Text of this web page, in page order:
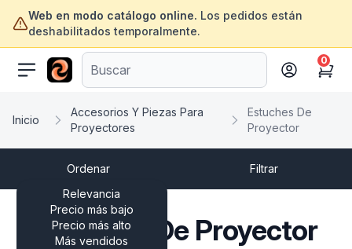
Web en modo catálogo online. Los pedidos están
deshabilitados temporalmente.
ofertasinformatica.com
Cart
0
Inicio
Accesorios Y Piezas Para
Proyectores
Estuches De
Proyector
Ordenar
Relevancia
Precio más bajo
Precio más alto
Más vendidos
Filtrar
Estuches De Proyector